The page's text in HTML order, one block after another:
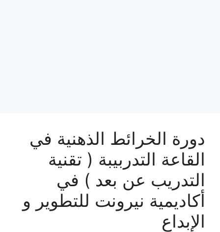
دورة الخرائط الذهنية في
القاعة التدربيبة ( تقنية
التدريب عن بعد ) في
أكاديمية نيرونت للتطوير و
الإبداع